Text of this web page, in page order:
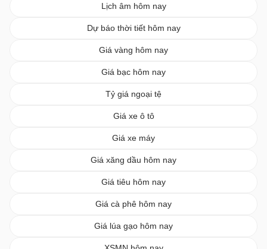
Lịch âm hôm nay
Dự báo thời tiết hôm nay
Giá vàng hôm nay
Giá bạc hôm nay
Tỷ giá ngoại tệ
Giá xe ô tô
Giá xe máy
Giá xăng dầu hôm nay
Giá tiêu hôm nay
Giá cà phê hôm nay
Giá lúa gạo hôm nay